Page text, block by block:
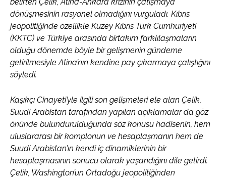
dönüşmesinin rasyonel olmadığını vurguladı. Kıbrıs
jeopolitiğinde özellikle Kuzey Kıbrıs Türk Cumhuriyeti
(KKTC) ve Türkiye arasında birtakım farklılaşmaların
olduğu dönemde böyle bir gelişmenin gündeme
getirilmesiyle Atina’nın kendine pay çıkarmaya çalıştığını
söyledi.
Kaşıkçı Cinayeti’yle ilgili son gelişmeleri ele alan Çelik,
Suudi Arabistan tarafından yapılan açıklamalar da göz
önünde bulundurulduğunda söz konusu hadisenin, hem
uluslararası bir komplonun ve hesaplaşmanın hem de
Suudi Arabistan’ın kendi iç dinamiklerinin bir
hesaplaşmasının sonucu olarak yaşandığını dile getirdi.
Çelik, Washington’un Ortadoğu jeopolitiğinden